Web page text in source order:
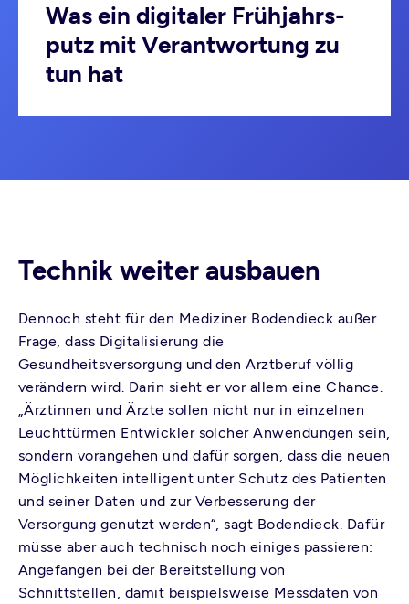
Was ein digitaler Frühjahrs­
putz mit Verantwortung zu
tun hat
Technik weiter ausbauen
Dennoch steht für den Mediziner Bodendieck außer
Frage, dass Digitalisierung die
Gesundheitsversorgung und den Arztberuf völlig
verändern wird. Darin sieht er vor allem eine Chance.
„Ärztinnen und Ärzte sollen nicht nur in einzelnen
Leuchttürmen Entwickler solcher Anwendungen sein,
sondern vorangehen und dafür sorgen, dass die neuen
Möglichkeiten intelligent unter Schutz des Patienten
und seiner Daten und zur Verbesserung der
Versorgung genutzt werden“, sagt Bodendieck. Dafür
müsse aber auch technisch noch einiges passieren:
Angefangen bei der Bereitstellung von
Schnittstellen, damit beispielsweise Messdaten von